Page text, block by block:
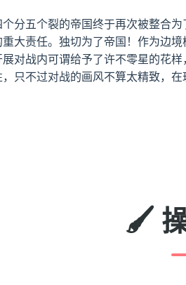
分五个裂的帝国终于再次被整合
大责任。独切为了帝国！作为边
对战内可谓给予了许不零星的花
只不过对战的画风不算太精致，在
🖌️